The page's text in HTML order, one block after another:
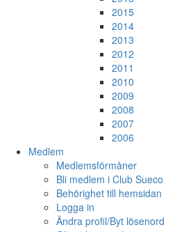
2015
2014
2013
2012
2011
2010
2009
2008
2007
2006
Medlem
Medlemsförmåner
Bli medlem i Club Sueco
Behörighet till hemsidan
Logga in
Ändra profil/Byt lösenord